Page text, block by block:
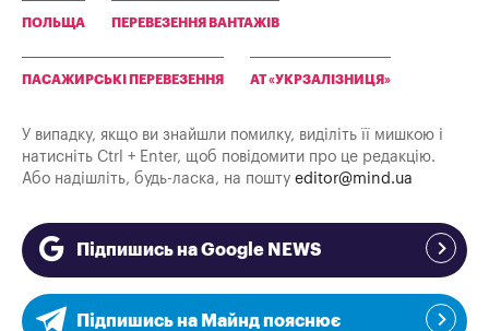
ПОЛЬЩА ПЕРЕВЕЗЕННЯ ВАНТАЖІВ
ПАСАЖИРСЬКІ ПЕРЕВЕЗЕННЯ АТ «УКРЗАЛІЗНИЦЯ»
У випадку, якщо ви знайшли помилку, виділіть її мишкою і
натисніть Ctrl + Enter, щоб повідомити про це редакцію.
Або надішліть, будь-ласка, на пошту editor@mind.ua
Підпишись на Google NEWS
Підпишись на Майнд пояснює